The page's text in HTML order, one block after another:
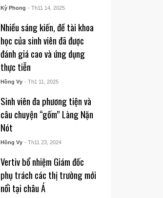
Kỳ Phong - Th11 14, 2025
Nhiều sáng kiến, đề tài khoa
học của sinh viên đã được
đánh giá cao và ứng dụng
thực tiễn
Hồng Vy - Th1 11, 2025
Sinh viên đa phương tiện và
câu chuyện “gốm” Làng Nặn
Nót
Hồng Vy - Th11 23, 2024
Vertiv bổ nhiệm Giám đốc
phụ trách các thị trường mới
nổi tại châu Á